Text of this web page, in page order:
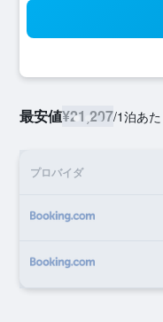
最安値¥21,207/1泊あ
プロバイダ